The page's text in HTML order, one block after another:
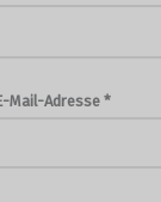
Mail-Adresse*